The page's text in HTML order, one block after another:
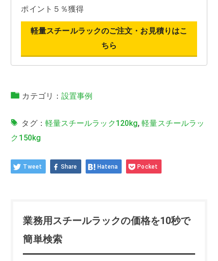
ポイント５％獲得
軽量スチールラックのご注文・お見積りはこ
ちら
カテゴリ： 設置事例
タグ： 軽量スチールラック120kg,軽量スチールラッ
ク150kg
Tweet Share Hatena Pocket
業務用スチールラックの価格を10秒で
簡単検索